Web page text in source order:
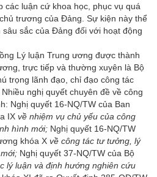
các luận cứ khoa học, phục vụ quá
trương của Đảng. Sự kiện này thể
sắc của Đảng đối với hoạt động
Lý luận Trung ương được thành
trực tiếp và thường xuyên là Bộ
trọng lãnh đạo, chỉ đạo công tác
nghị quyết chuyên đề về công
Nghị quyết 16-NQ/TW của Ban
IX về nhiệm vụ chủ yếu của công
hình mới; Nghị quyết 16-NQ/TW
khóa X về công tác tư tưởng, lý
Nghị quyết 37-NQ/TW của Bộ
lý luận và định hướng nghiên cứu